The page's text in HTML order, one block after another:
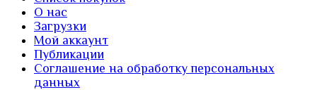
О нас
Загрузки
Мой аккаунт
Публикации
Соглашение на обработку персональных
данных